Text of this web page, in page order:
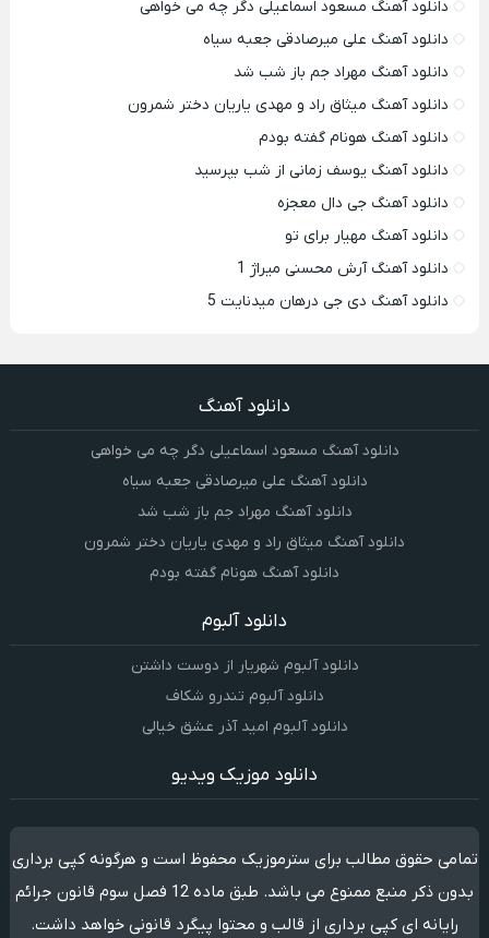
دانلود آهنگ مسعود اسماعیلی دگر چه می خواهی
دانلود آهنگ علی میرصادقی جعبه سیاه
دانلود آهنگ مهراد جم باز شب شد
دانلود آهنگ میثاق راد و مهدی یاریان دختر شمرون
دانلود آهنگ هونام گفته بودم
دانلود آهنگ یوسف زمانی از شب بپرسید
دانلود آهنگ جی دال معجزه
دانلود آهنگ مهیار برای تو
دانلود آهنگ آرش محسنی میراژ 1
دانلود آهنگ دی جی درهان میدنایت 5
دانلود آهنگ
دانلود آهنگ مسعود اسماعیلی دگر چه می خواهی
دانلود آهنگ علی میرصادقی جعبه سیاه
دانلود آهنگ مهراد جم باز شب شد
دانلود آهنگ میثاق راد و مهدی یاریان دختر شمرون
دانلود آهنگ هونام گفته بودم
دانلود آلبوم
دانلود آلبوم شهریار از دوست داشتن
دانلود آلبوم تندرو شکاف
دانلود آلبوم امید آذر عشق خیالی
دانلود موزیک ویدیو
تمامی حقوق مطالب برای سترموزیک محفوظ است و هرگونه کپی برداری
بدون ذکر منبع ممنوع می باشد. طبق ماده 12 فصل سوم قانون جرائم
رایانه ای کپی برداری از قالب و محتوا پیگرد قانونی خواهد داشت.